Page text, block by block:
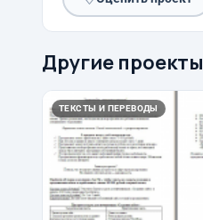
Другие проекты
ТЕКСТЫ И ПЕРЕВОДЫ